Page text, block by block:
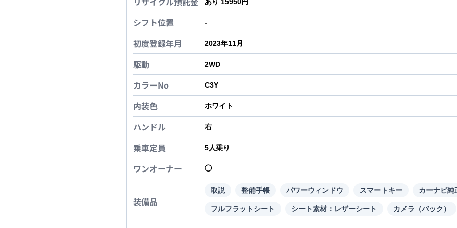
シフト位置 -
初度登録年月 2023年11月
駆動 2WD
カラーNo C3Y
内装色 ホワイト
ハンドル 右
乗車定員 5人乗り
ワンオーナー ◯
装備品
取説 整備手帳 パワーウィンドウ スマートキー カーナビ純
フルフラットシート シート素材：レザーシート カメラ（バック）